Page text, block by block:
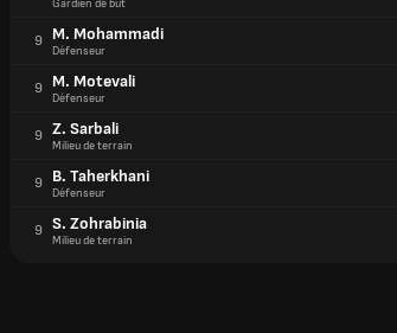
Gardien de but
9 M. Mohammadi
Défenseur
9 M. Motevali
Défenseur
9 Z. Sarbali
Milieu de terrain
9 B. Taherkhani
Défenseur
9 S. Zohrabinia
Milieu de terrain